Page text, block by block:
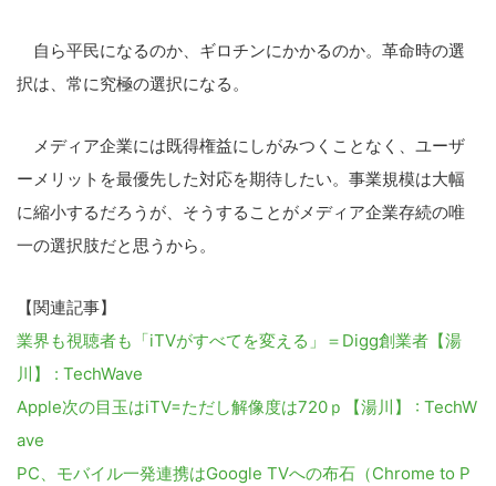
自ら平民になるのか、ギロチンにかかるのか。革命時の選
択は、常に究極の選択になる。
メディア企業には既得権益にしがみつくことなく、ユーザ
ーメリットを最優先した対応を期待したい。事業規模は大幅
に縮小するだろうが、そうすることがメディア企業存続の唯
一の選択肢だと思うから。
【関連記事】
業界も視聴者も「iTVがすべてを変える」＝Digg創業者【湯
川】 : TechWave
Apple次の目玉はiTV=ただし解像度は720ｐ【湯川】 : TechW
ave
PC、モバイル一発連携はGoogle TVへの布石（Chrome to P
こ
の